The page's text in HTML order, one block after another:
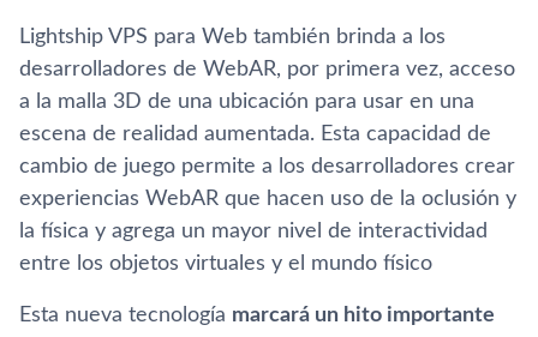
Lightship VPS para Web también brinda a los
desarrolladores de WebAR, por primera vez, acceso
a la malla 3D de una ubicación para usar en una
escena de realidad aumentada. Esta capacidad de
cambio de juego permite a los desarrolladores crear
experiencias WebAR que hacen uso de la oclusión y
la física y agrega un mayor nivel de interactividad
entre los objetos virtuales y el mundo físico
Esta nueva tecnología marcará un hito importante